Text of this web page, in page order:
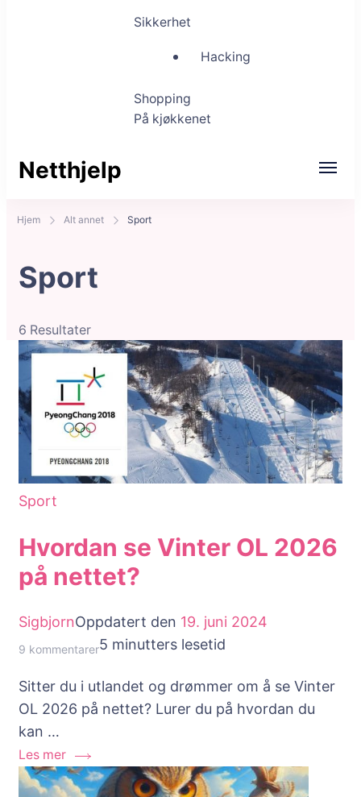
Sikkerhet
Hacking
Shopping
På kjøkkenet
Netthjelp
Hjem Alt annet Sport
Sport
6 Resultater
Sport
Hvordan se Vinter OL 2026
på nettet?
SigbjornOppdatert den 19. juni 2024
9 kommentarertil
se
Vinter
på
5 minutters lesetid
Sitter du i utlandet og drømmer om å se Vinter
OL 2026 på nettet? Lurer du på hvordan du
kan …
Les mer